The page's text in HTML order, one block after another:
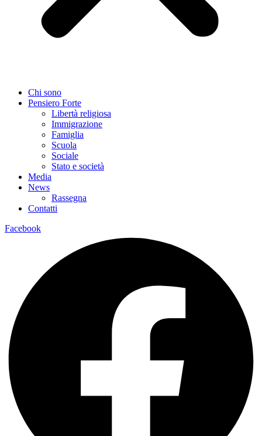
Chi sono
Pensiero Forte
Libertà religiosa
Immigrazione
Famiglia
Scuola
Sociale
Stato e società
Media
News
Rassegna
Contatti
Facebook